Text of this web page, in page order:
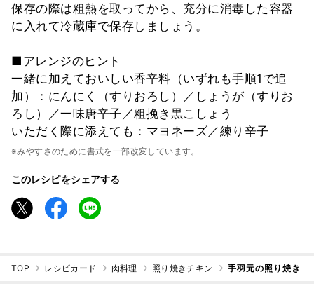
保存の際は粗熱を取ってから、充分に消毒した容器
に入れて冷蔵庫で保存しましょう。
■アレンジのヒント
一緒に加えておいしい香辛料（いずれも手順1で追
加）：にんにく（すりおろし）／しょうが（すりお
ろし）／一味唐辛子／粗挽き黒こしょう
いただく際に添えても：マヨネーズ／練り辛子
※みやすさのために書式を一部改変しています。
このレシピをシェアする
TOP レシピカード 肉料理 照り焼きチキン 手羽元の照り焼き